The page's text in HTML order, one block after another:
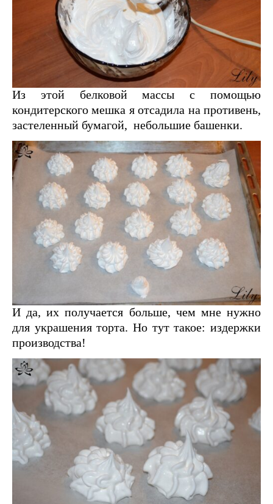
Из этой белковой массы с помощью
кондитерского мешка я отсадила на противень,
застеленный бумагой, небольшие башенки.
И да, их получается больше, чем мне нужно
для украшения торта. Но тут такое: издержки
производства!